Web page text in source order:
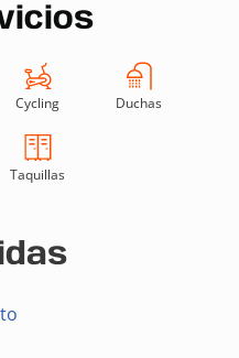
Cycling Duchas
Taquillas